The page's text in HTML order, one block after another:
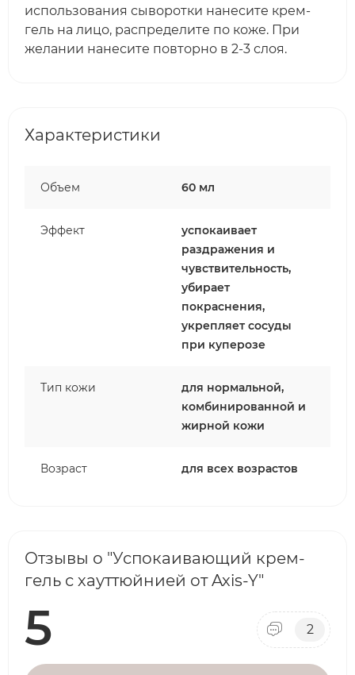
использования сыворотки нанесите крем-
гель на лицо, распределите по коже. При
желании нанесите повторно в 2-3 слоя.
Характеристики
Объем 60 мл
Эффект
успокаивает
раздражения и
чувствительность,
убирает
покраснения,
укрепляет сосуды
при куперозе
Тип кожи
для нормальной,
комбинированной и
жирной кожи
Возраст для всех возрастов
Отзывы о "Успокаивающий крем-
гель с хауттюйнией от Axis-Y"
5 2